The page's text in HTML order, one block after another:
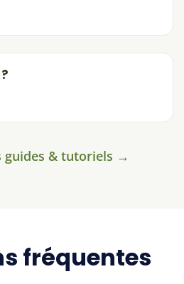
guides & tutoriels →
fréquentes